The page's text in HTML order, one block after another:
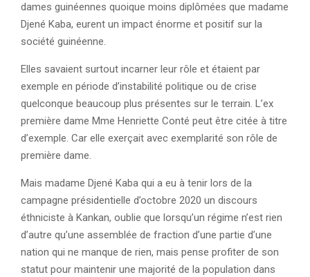
dames guinéennes quoique moins diplômées que madame
Djené Kaba, eurent un impact énorme et positif sur la
société guinéenne.
Elles savaient surtout incarner leur rôle et étaient par
exemple en période d’instabilité politique ou de crise
quelconque beaucoup plus présentes sur le terrain. L’ex
première dame Mme Henriette Conté peut être citée à titre
d’exemple. Car elle exerçait avec exemplarité son rôle de
première dame.
Mais madame Djené Kaba qui a eu à tenir lors de la
campagne présidentielle d’octobre 2020 un discours
éthniciste à Kankan, oublie que lorsqu’un régime n’est rien
d’autre qu’une assemblée de fraction d’une partie d’une
nation qui ne manque de rien, mais pense profiter de son
statut pour maintenir une majorité de la population dans